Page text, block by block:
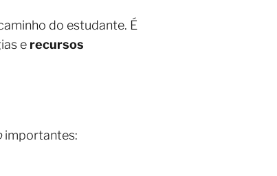
do estudante. É
e recursos
importantes: